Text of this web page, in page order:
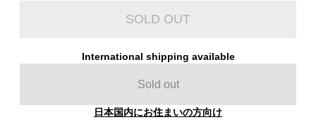
SOLD OUT
International shipping available
Sold out
日本国内にお住まいの方向け